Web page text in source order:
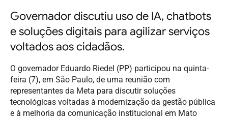
Governador discutiu uso de IA, chatbots
e soluções digitais para agilizar serviços
voltados aos cidadãos.
O governador Eduardo Riedel (PP) participou na quinta-
feira (7), em São Paulo, de uma reunião com
representantes da Meta para discutir soluções
tecnológicas voltadas à modernização da gestão pública
e à melhoria da comunicação institucional em Mato